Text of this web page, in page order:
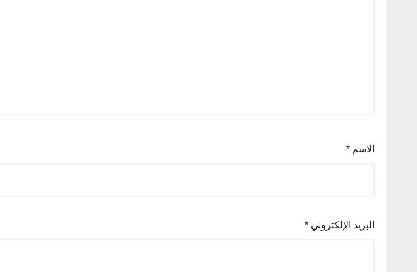
الاسم *
البريد الإلكتروني *